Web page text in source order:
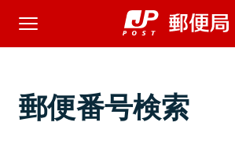
郵便番号検索